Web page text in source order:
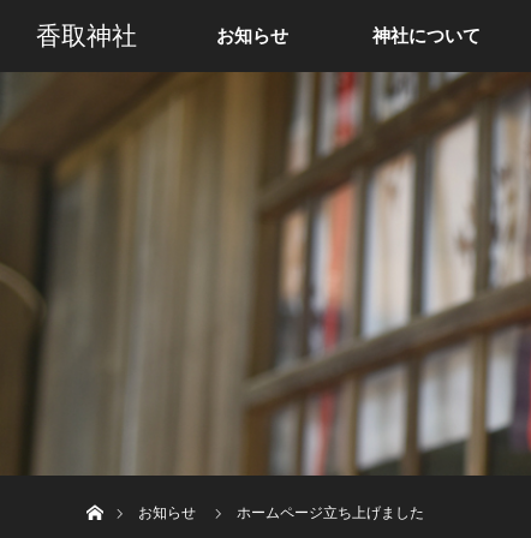
香取神社 お知らせ 神社について
お知らせ
ホームページ立ち上げました